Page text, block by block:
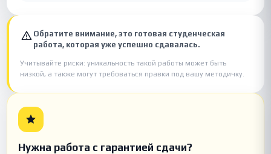
Обратите внимание, это готовая студенческая
работа, которая уже успешно сдавалась.
Учитывайте риски: уникальность такой работы может быть
низкой, а также могут требоваться правки под вашу методичку.
Нужна работа с гарантией сдачи?